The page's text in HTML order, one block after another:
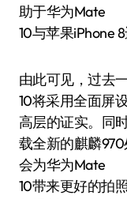
助于华为Mate
10与苹果iPhone 8
由此可见，过去
10将采用全面屏
高层的证实。同
载全新的麒麟
会为华为Mate
10带来更好的拍